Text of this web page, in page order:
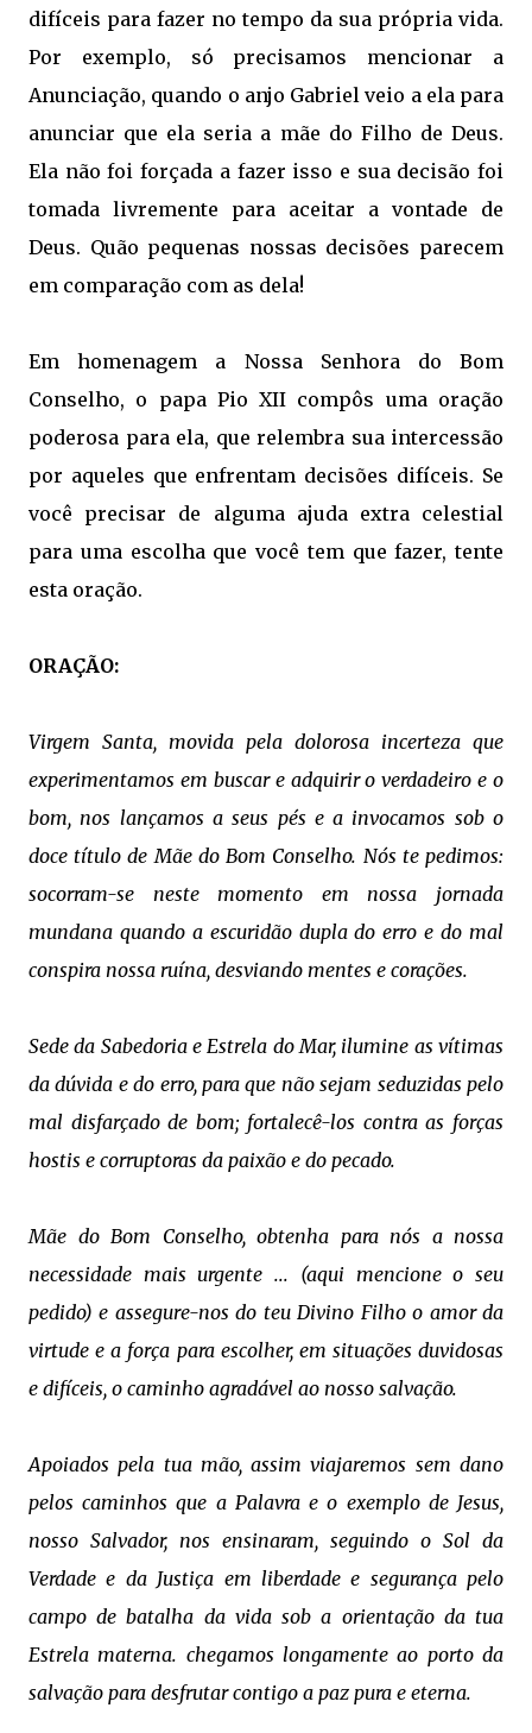
difíceis para fazer no tempo da sua própria vida.
Por exemplo, só precisamos mencionar a
Anunciação, quando o anjo Gabriel veio a ela para
anunciar que ela seria a mãe do Filho de Deus.
Ela não foi forçada a fazer isso e sua decisão foi
tomada livremente para aceitar a vontade de
Deus. Quão pequenas nossas decisões parecem
em comparação com as dela!
Em homenagem a Nossa Senhora do Bom
Conselho, o papa Pio XII compôs uma oração
poderosa para ela, que relembra sua intercessão
por aqueles que enfrentam decisões difíceis. Se
você precisar de alguma ajuda extra celestial
para uma escolha que você tem que fazer, tente
esta oração.
ORAÇÃO:
Virgem Santa, movida pela dolorosa incerteza que
experimentamos em buscar e adquirir o verdadeiro e o
bom, nos lançamos a seus pés e a invocamos sob o
doce título de Mãe do Bom Conselho. Nós te pedimos:
socorram-se neste momento em nossa jornada
mundana quando a escuridão dupla do erro e do mal
conspira nossa ruína, desviando mentes e corações.
Sede da Sabedoria e Estrela do Mar, ilumine as vítimas
da dúvida e do erro, para que não sejam seduzidas pelo
mal disfarçado de bom; fortalecê-los contra as forças
hostis e corruptoras da paixão e do pecado.
Mãe do Bom Conselho, obtenha para nós a nossa
necessidade mais urgente ... (aqui mencione o seu
pedido) e assegure-nos do teu Divino Filho o amor da
virtude e a força para escolher, em situações duvidosas
e difíceis, o caminho agradável ao nosso salvação.
Apoiados pela tua mão, assim viajaremos sem dano
pelos caminhos que a Palavra e o exemplo de Jesus,
nosso Salvador, nos ensinaram, seguindo o Sol da
Verdade e da Justiça em liberdade e segurança pelo
campo de batalha da vida sob a orientação da tua
Estrela materna. chegamos longamente ao porto da
salvação para desfrutar contigo a paz pura e eterna.